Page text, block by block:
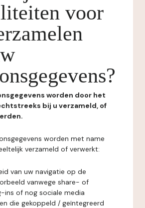
voor
worden door het
bij u verzameld, of
worden met name
verzameld of verwerkt:
van uw navigatie op de
vanwege share- of
ins of nog sociale media
die gekoppeld / geïntegreerd